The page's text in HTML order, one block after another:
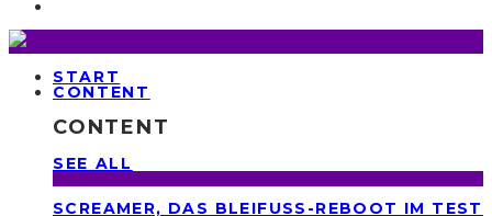
START
CONTENT
CONTENT
SEE ALL
SCREAMER, DAS BLEIFUSS-REBOOT IM TEST